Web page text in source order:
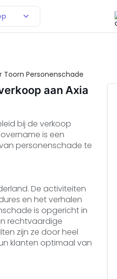
Toorn Personenschade
aan Axia
bij de verkoop
is een
personenschade te
De activiteiten
en het verhalen
is opgericht in
rechtvaardige
zijn ze door heel
klanten optimaal van